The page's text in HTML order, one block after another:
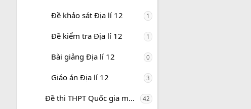
Đề khảo sát Địa lí 12 1
Đề kiểm tra Địa lí 12 1
Bài giảng Địa lí 12 0
Giáo án Địa lí 12 3
Đề thi THPT Quốc gia môn Địa lí 42